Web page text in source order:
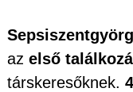
az első
társkeresőknek.